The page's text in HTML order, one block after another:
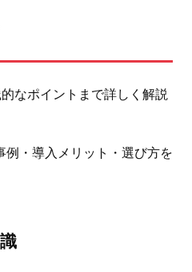
なポイントまで詳しく解説
・導入メリット・選び方を